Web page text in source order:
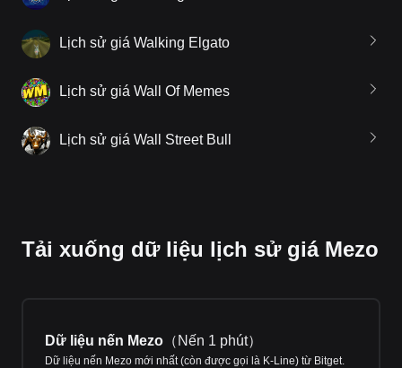
Lịch sử giá Walking Elgato
Lịch sử giá Wall Of Memes
Lịch sử giá Wall Street Bull
Tải xuống dữ liệu lịch sử giá Mezo
Dữ liệu nến Mezo （ Nến 1 phút）
Dữ liệu nến Mezo mới nhất (còn được gọi là K-Line) từ Bitget.